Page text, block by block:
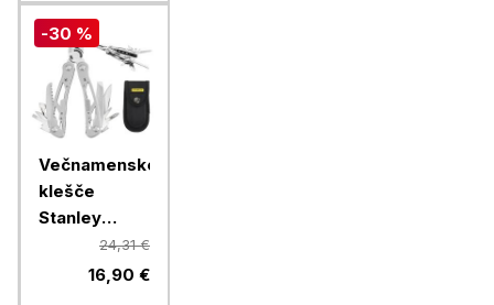
-30 %
Večnamenske
klešče
Stanley
Multi-tool, 12
funkcij
24,31 €
16,90 €